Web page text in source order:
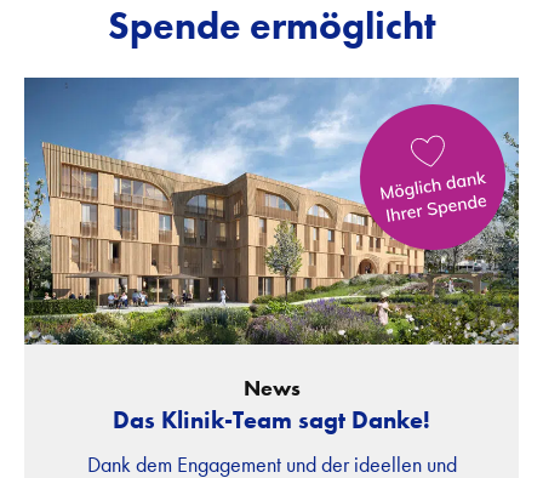
Spende ermöglicht
News
Das Klinik-Team sagt Danke!
Dank dem Engagement und der ideellen und